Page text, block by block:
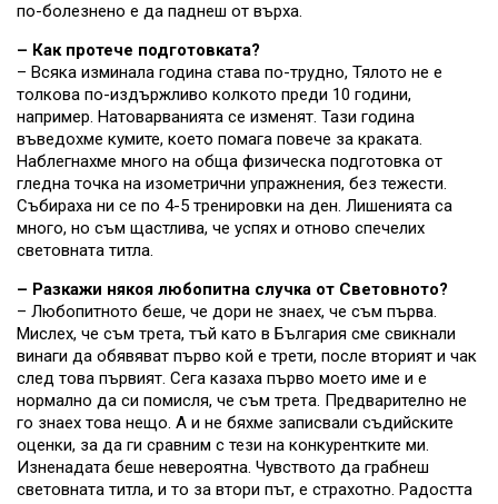
по-болезнено е да паднеш от върха.
– Как протече подготовката?
– Всяка изминала година става по-трудно, Тялото не е
толкова по-издържливо колкото преди 10 години,
например. Натоварванията се изменят. Тази година
въведохме кумите, което помага повече за краката.
Наблегнахме много на обща физическа подготовка от
гледна точка на изометрични упражнения, без тежести.
Събираха ни се по 4-5 тренировки на ден. Лишенията са
много, но съм щастлива, че успях и отново спечелих
световната титла.
– Разкажи някоя любопитна случка от Световното?
– Любопитното беше, че дори не знаех, че съм първа.
Мислех, че съм трета, тъй като в България сме свикнали
винаги да обявяват първо кой е трети, после вторият и чак
след това първият. Сега казаха първо моето име и е
нормално да си помисля, че съм трета. Предварително не
го знаех това нещо. А и не бяхме записвали съдийските
оценки, за да ги сравним с тези на конкурентките ми.
Изненадата беше невероятна. Чувството да грабнеш
световната титла, и то за втори път, е страхотно. Радостта